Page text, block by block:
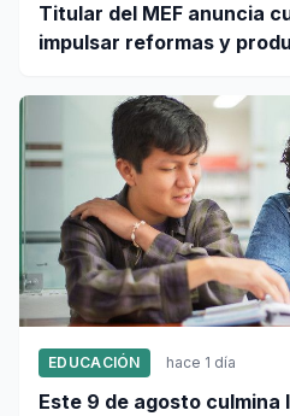
Titular del MEF anuncia
impulsar reformas y
EDUCACIÓN hace 1 día
Este 9 de agosto culmina